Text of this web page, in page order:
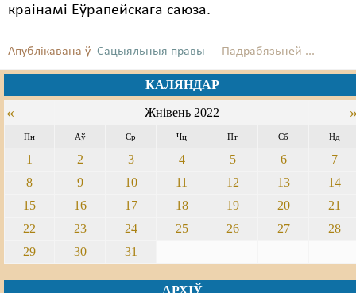
краінамі Еўрапейскага саюза.
Апублікавана ў Сацыяльныя правы Падрабязьней ...
КАЛЯНДАР
« Жнівень 2022
Пн Аў Ср Чц Пт Сб Нд
1 2 3 4 5 6
7
8
9 10 11 12 13
14
15
16 17 18 19 20
21
22
23 24 25 26 27
28
29
30 31
АРХІЎ
Распальваньне варожасьці
Рознае
Сьмяротнае пакараньне
Экалёгія